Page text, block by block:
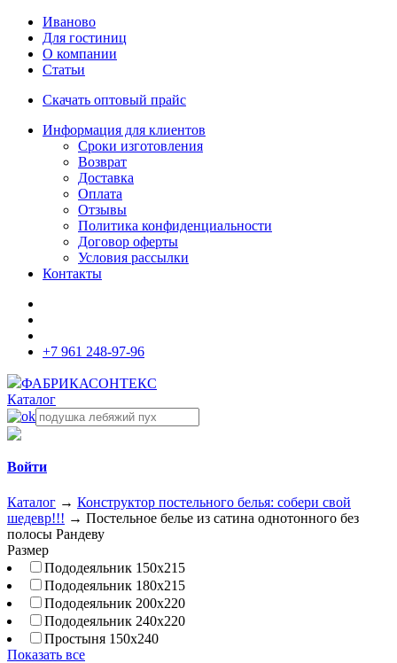
Иваново
Для гостиниц
О компании
Статьи
Скачать оптовый прайс
Информация для клиентов
Сроки изготовления
Возврат
Доставка
Оплата
Отзывы
Политика конфиденциальности
Договор оферты
Условия рассылки
Контакты
+7 961 248-97-96
ФАБРИКАСОНТЕКС
Каталог
Войти
Каталог → Конструктор постельного белья: собери свой
шедевр!!! → Постельное белье из сатина однотонного без
полосы Рандеву
Размер
Пододеяльник 150х215
Пододеяльник 180х215
Пододеяльник 200х220
Пододеяльник 240х220
Простыня 150х240
Показать все